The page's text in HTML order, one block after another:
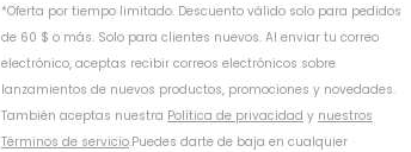
*Oferta por tiempo limitado. Descuento válido solo para pedidos
de 60 $ o más. Solo para clientes nuevos. Al enviar tu correo
electrónico, aceptas recibir correos electrónicos sobre
lanzamientos de nuevos productos, promociones y novedades.
También aceptas nuestra Política de privacidad y nuestros
Términos de servicio.Puedes darte de baja en cualquier